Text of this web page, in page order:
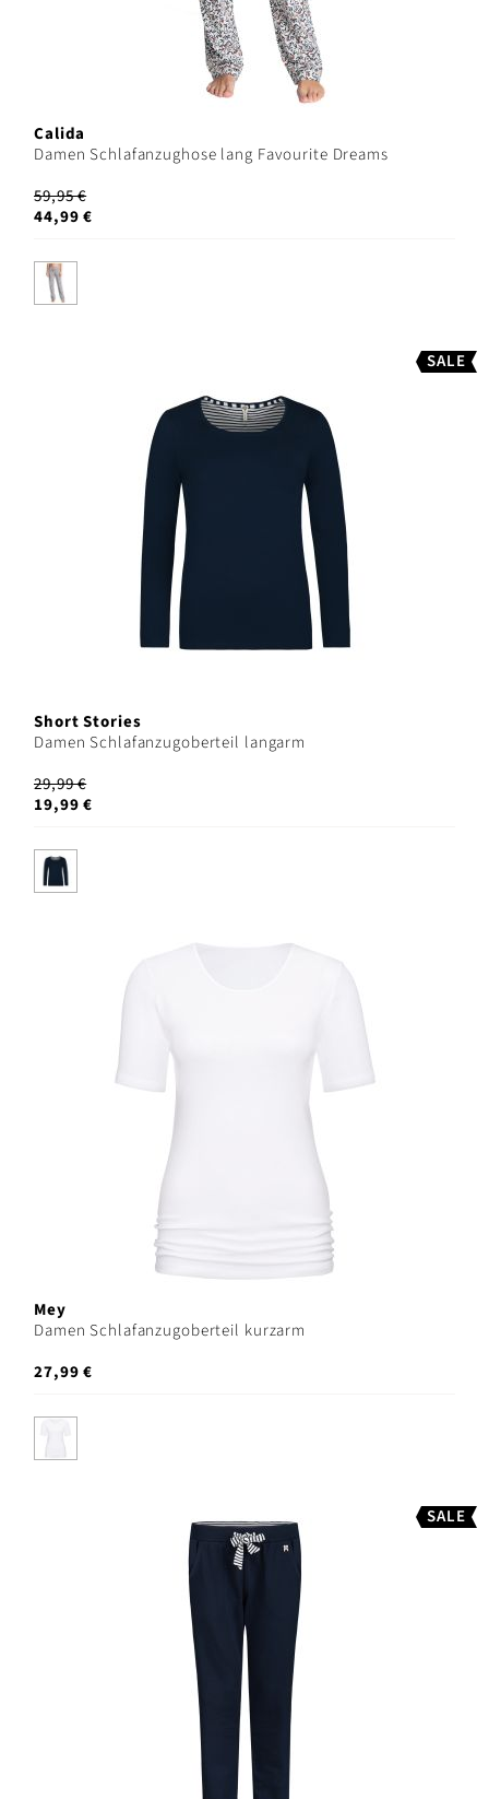
Calida
Damen Schlafanzughose lang Favourite Dreams
59,95 €
44,99 €
SALE
Short Stories
Damen Schlafanzugoberteil langarm
29,99 €
19,99 €
Mey
Damen Schlafanzugoberteil kurzarm
27,99 €
SALE